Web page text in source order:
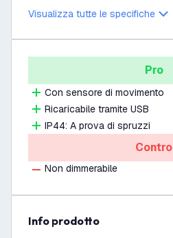
Visualizza tutte le specifiche
Pro
Con sensore di movimento
Ricaricabile tramite USB
IP44: A prova di spruzzi
Contro
Non dimmerabile
info prodotto